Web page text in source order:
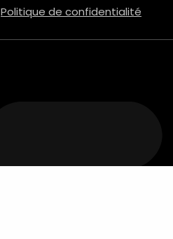
Politique de confidentialité